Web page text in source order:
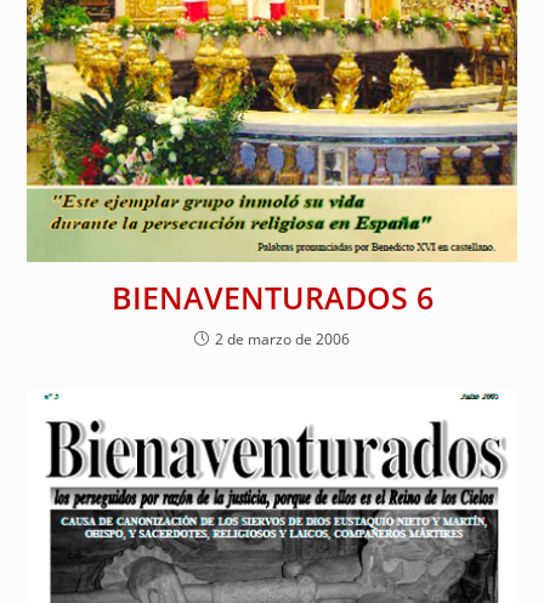
BIENAVENTURADOS 6
2 de marzo de 2006